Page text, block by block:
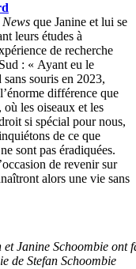
que Janine et lui se
leurs études à
de recherche
: « Ayant eu le
souris en 2023,
différence que
où les oiseaux et les
si spécial pour nous,
de ce que
sont pas éradiquées.
de revenir sur
alors une vie sans
Janine Schoombie ont
de Stefan Schoombie